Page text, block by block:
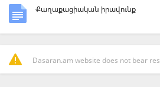
Քաղաքացիական իրավունք
Dasaran.am website does not bear